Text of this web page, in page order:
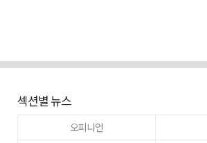
섹션별 뉴스
오피니언